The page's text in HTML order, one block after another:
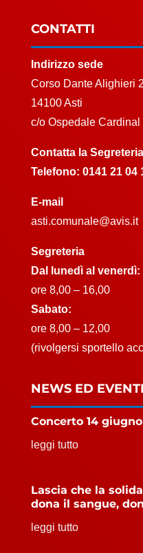
CONTATTI
Indirizzo sede
Corso Dante Alighieri
14100 Asti
c/o Ospedale Cardinal
Contatta la
Telefono: 0141 21 04
E-mail
asti.comunale@avis.it
Segreteria
Dal lunedì al venerdì:
ore 8,00 – 16,00
Sabato:
ore 8,00 – 12,00
(rivolgersi sportello
NEWS ED EVENTI
Concerto 14
leggi tutto
Lascia che la
dona il sangue,
leggi tutto